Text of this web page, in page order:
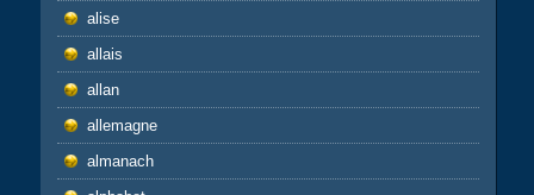
alise
allais
allan
allemagne
almanach